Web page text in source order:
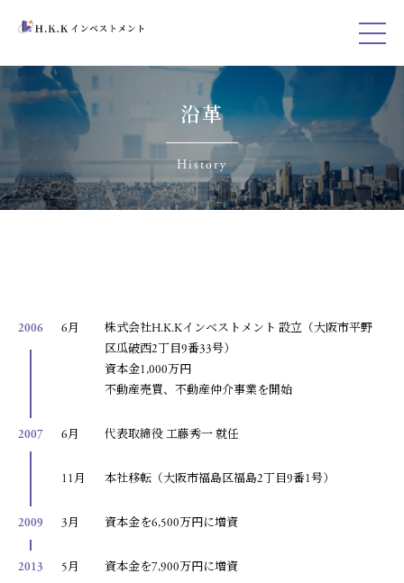
沿革
History
2006 6月
株式会社H.K.Kインベストメント 設立（大阪市平野
区瓜破西2丁目9番33号）
資本金1,000万円
不動産売買、不動産仲介事業を開始
2007 6月 代表取締役 工藤秀一 就任
11月 本社移転（大阪市福島区福島2丁目9番1号）
2009 3月 資本金を6,500万円に増資
2013 5月 資本金を7,900万円に増資